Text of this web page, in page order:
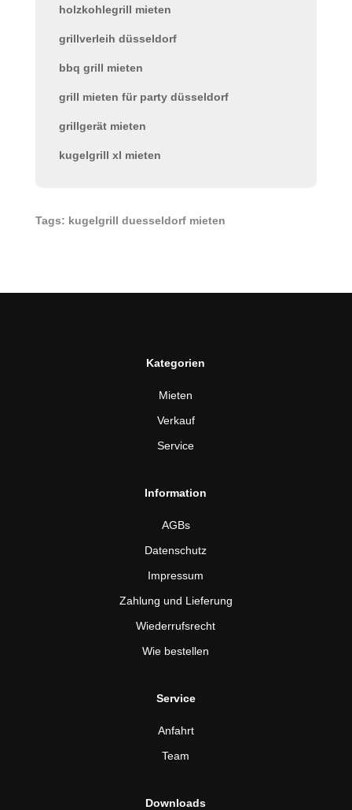
holzkohlegrill mieten
grillverleih düsseldorf
bbq grill mieten
grill mieten für party düsseldorf
grillgerät mieten
kugelgrill xl mieten
Tags: kugelgrill duesseldorf mieten
Kategorien
Mieten
Verkauf
Service
Information
AGBs
Datenschutz
Impressum
Zahlung und Lieferung
Wiederrufsrecht
Wie bestellen
Service
Anfahrt
Team
Downloads